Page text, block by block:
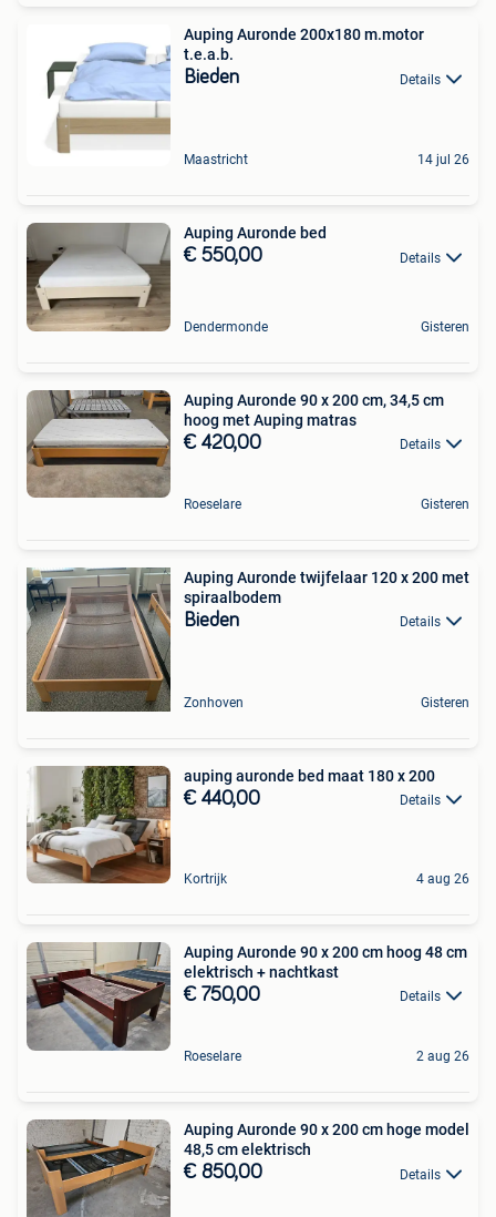
Auping Auronde 200x180 m.motor
t.e.a.b.
Bieden Details
Maastricht 14 jul 26
Auping Auronde bed
€ 550,00 Details
Dendermonde Gisteren
Auping Auronde 90 x 200 cm, 34,5 cm
hoog met Auping matras
€ 420,00 Details
Roeselare Gisteren
Auping Auronde twijfelaar 120 x 200 met
spiraalbodem
Bieden Details
Zonhoven Gisteren
auping auronde bed maat 180 x 200
€ 440,00 Details
Kortrijk 4 aug 26
Auping Auronde 90 x 200 cm hoog 48 cm
elektrisch + nachtkast
€ 750,00 Details
Roeselare 2 aug 26
Auping Auronde 90 x 200 cm hoge model
48,5 cm elektrisch
€ 850,00 Details